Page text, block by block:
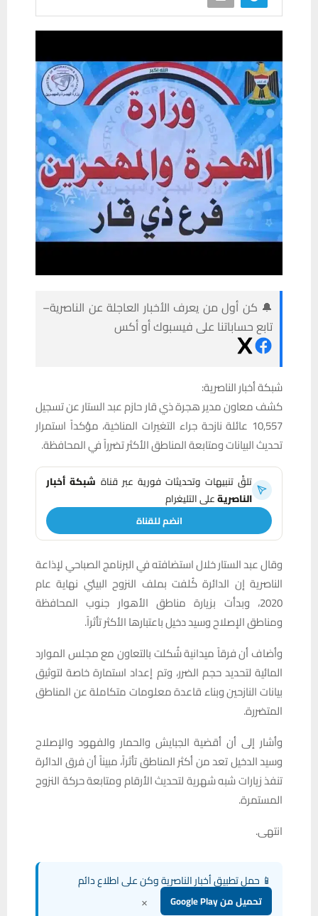
🔔 كن أول من يعرف الأخبار العاجلة عن الناصرية–
تابع حساباتنا على فيسبوك أو أكس
شبكة أخبار الناصرية:
كشف معاون مدير هجرة ذي قار حازم عبد الستار عن تسجيل
10,557 عائلة نازحة جراء التغيرات المناخية، مؤكداً استمرار
تحديث البيانات ومتابعة المناطق الأكثر تضرراً في المحافظة.
تلقَّ تنبيهات وتحديثات فورية عبر قناة شبكة أخبار
الناصريةعلى التليغرام
انضم للقناة
وقال عبد الستار خلال استضافته في البرنامج الصباحي لإذاعة
الناصرية إن الدائرة كُلفت بملف النزوح البيئي نهاية عام
2020، وبدأت بزيارة مناطق الأهوار جنوب المحافظة
ومناطق الإصلاح وسيد دخيل باعتبارها الأكثر تأثراً.
وأضاف أن فرقاً ميدانية شُكلت بالتعاون مع مجلس الموارد
المائية لتحديد حجم الضرر، وتم إعداد استمارة خاصة لتوثيق
بيانات النازحين وبناء قاعدة معلومات متكاملة عن المناطق
المتضررة.
وأشار إلى أن أقضية الجبايش والحمار والفهود والإصلاح
وسيد الدخيل تعد من أكثر المناطق تأثراً، مبيناً أن فرق الدائرة
تنفذ زيارات شبه شهرية لتحديث الأرقام ومتابعة حركة النزوح
المستمرة.
انتهى.
📱 حمل تطبيق أخبار الناصرية وكن على اطلاع دائم
تحميل من Google Play ×